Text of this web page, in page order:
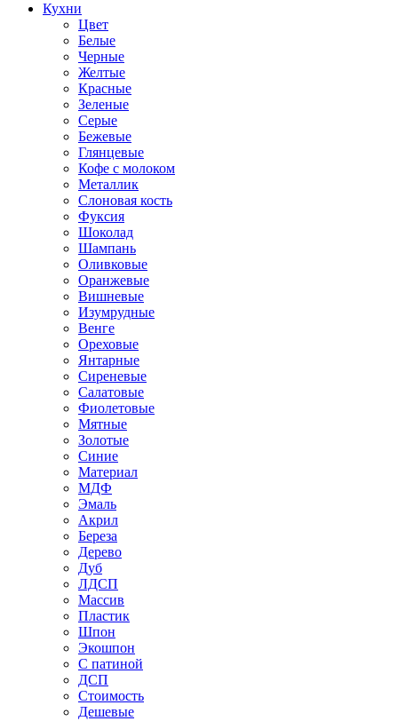
Кухни
Цвет
Белые
Черные
Желтые
Красные
Зеленые
Серые
Бежевые
Глянцевые
Кофе с молоком
Металлик
Слоновая кость
Фуксия
Шоколад
Шампань
Оливковые
Оранжевые
Вишневые
Изумрудные
Венге
Ореховые
Янтарные
Сиреневые
Салатовые
Фиолетовые
Мятные
Золотые
Синие
Материал
МДФ
Эмаль
Акрил
Береза
Дерево
Дуб
ЛДСП
Массив
Пластик
Шпон
Экошпон
С патиной
ДСП
Стоимость
Дешевые